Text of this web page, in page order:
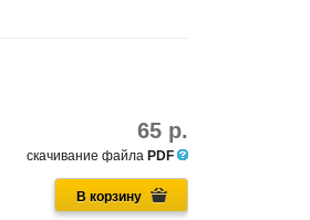
65 р.
скачивание файла PDF
В корзину